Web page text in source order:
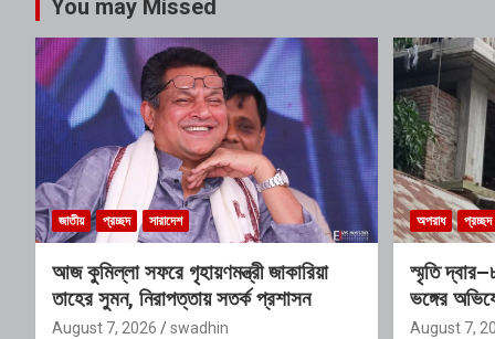
You may Missed
জাতীয় প্রচ্ছদ সারাদেশ
আজ কুমিল্লা সফরে গৃহায়ণমন্ত্রী জাকারিয়া
তাহের সুমন, নিরাপত্তায় সতর্ক প্রশাসন
August 7, 2026 swadhin
অপরাধ প্রচ্ছদ
স্মৃতি
ভঙ্গের
প্রভাবশালী
August 7,